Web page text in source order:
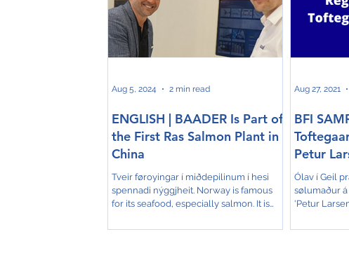
ENGLISH | BAADER Is Part of
the First Ras Salmon Plant in
China
Tveir føroyingar í miðdepilinum í hesi
spennadi nýggjheit. Norway is famous
for its seafood, especially salmon. It is
Aug 5, 2024 2 min read
BFI
Petur
Ólav í Geil
sølumaður
'Petur
Aug 27, 2021